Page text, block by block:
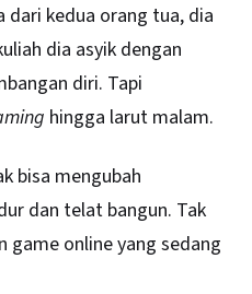
dari kedua orang tua, dia
dia asyik dengan
diri. Tapi
hingga larut malam.
bisa mengubah
dan telat bangun. Tak
game online yang sedang